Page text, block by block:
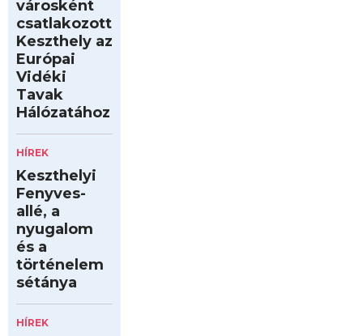
városként
csatlakozott
Keszthely az
Európai
Vidéki
Tavak
Hálózatához
HÍREK
Keszthelyi
Fenyves-
allé, a
nyugalom
és a
történelem
sétánya
HÍREK